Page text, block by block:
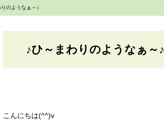
りのようなぁ～♪
♪ひ～まわりのようなぁ～♪
こんにちは(^^)v